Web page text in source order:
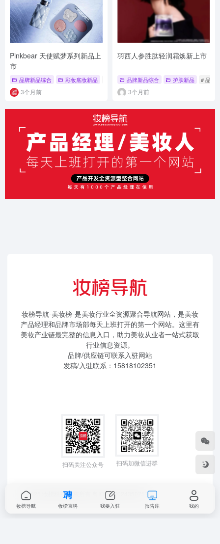
Pinkbear 天使赋梦系列新品上
市
品牌新品综合 彩妆底妆新品 # 品牌新品 # 彩妆底妆新品 # 天使赋梦系列
3个月前
羽西人参胜肽轻润霜焕新上市
品牌新品综合 护肤新品 # 品牌
3个月前
妆榜导航-美妆榜-是美妆行业全资源聚合导航网站，是美妆
产品经理和品牌市场部每天上班打开的第一个网站。这里有
美妆产业链最完整的信息入口，助力美妆从业者一站式获取
行业信息资源。
品牌/供应链可联系入驻网站
发稿/入驻联系：15818102351
扫码关注公众号 扫码加微信进群
©2025 妆榜科技 版权所有 粤ICP备2024350757
妆榜导航 妆榜直聘 我要入驻 报告库 我的